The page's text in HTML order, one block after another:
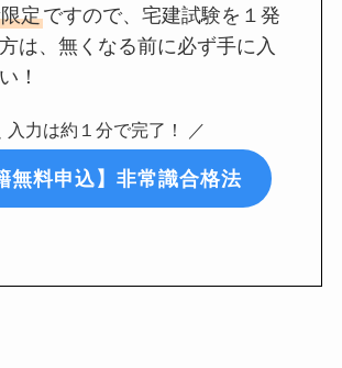
定ですので、宅建試験を１発
は、無くなる前に必ず手に入
！
入力は約１分で完了！ ／
無料申込】非常識合格法